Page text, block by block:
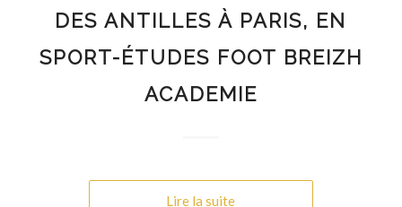
DES ANTILLES À PARIS, EN
SPORT-ÉTUDES FOOT BREIZH
ACADEMIE
Lire la suite